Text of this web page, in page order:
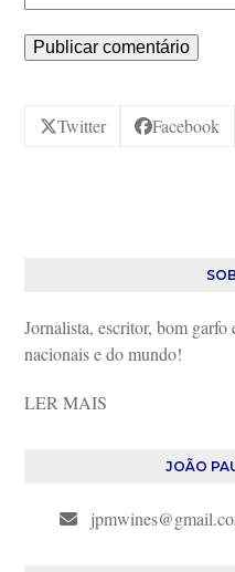
Twitter Facebook
Jornalista, escritor, bom
nacionais e do mundo!
LER MAIS
JOÃO